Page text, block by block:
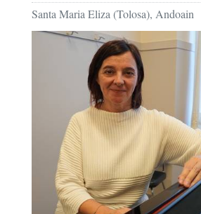
Santa Maria Eliza (Tolosa), Andoain